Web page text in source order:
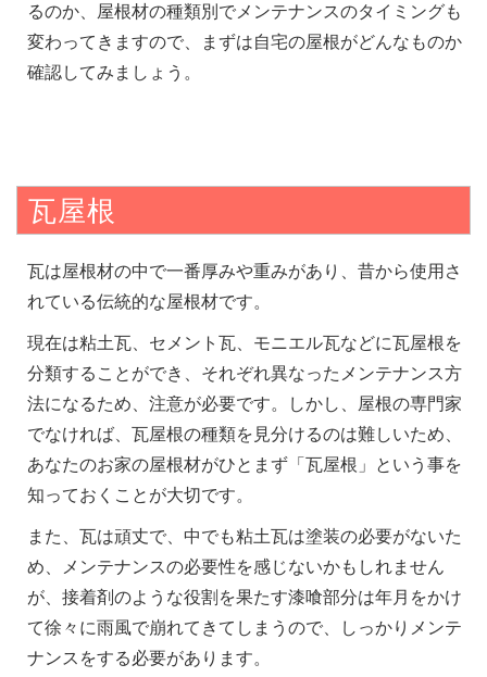
るのか、屋根材の種類別でメンテナンスのタイミングも
変わってきますので、まずは自宅の屋根がどんなものか
確認してみましょう。
瓦屋根
瓦は屋根材の中で一番厚みや重みがあり、昔から使用さ
れている伝統的な屋根材です。
現在は粘土瓦、セメント瓦、モニエル瓦などに瓦屋根を
分類することができ、それぞれ異なったメンテナンス方
法になるため、注意が必要です。しかし、屋根の専門家
でなければ、瓦屋根の種類を見分けるのは難しいため、
あなたのお家の屋根材がひとまず「瓦屋根」という事を
知っておくことが大切です。
また、瓦は頑丈で、中でも粘土瓦は塗装の必要がないた
め、メンテナンスの必要性を感じないかもしれません
が、接着剤のような役割を果たす漆喰部分は年月をかけ
て徐々に雨風で崩れてきてしまうので、しっかりメンテ
ナンスをする必要があります。